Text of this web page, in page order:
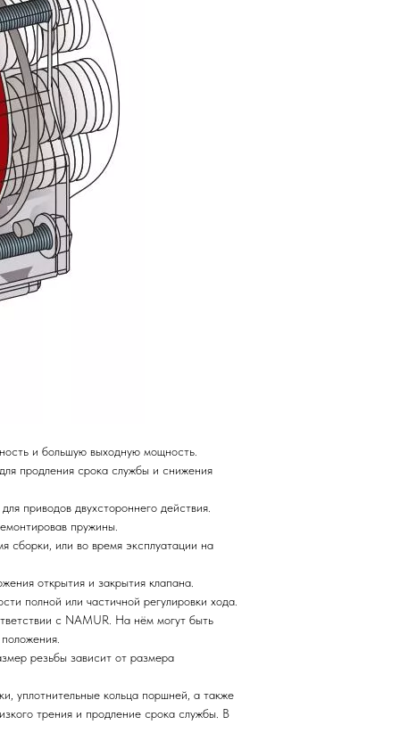
и большую выходную мощность.
продления срока службы и снижения
приводов двухстороннего действия.
пружины.
сборки, или во время эксплуатации на
открытия и закрытия клапана.
полной или частичной регулировки хода.
с NAMUR. На нём могут быть
резьбы зависит от размера
уплотнительные кольца поршней, а также
трения и продление срока службы. В